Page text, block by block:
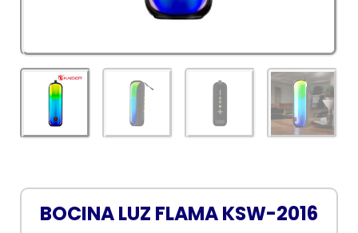
BOCINA LUZ FLAMA KSW-2016